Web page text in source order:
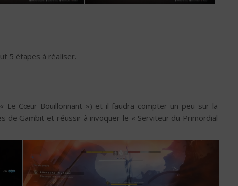
5 étapes à réaliser.
Cœur Bouillonnant ») et il faudra compter un peu sur la
de Gambit et réussir à invoquer le « Serviteur du Primordial